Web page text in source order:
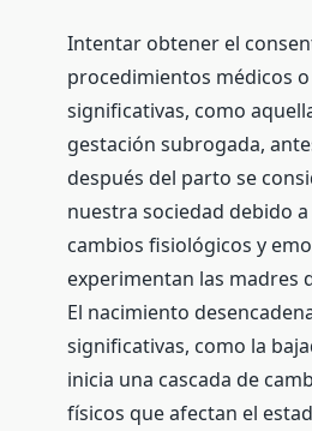
Intentar obtener el
procedimientos médicos
significativas, como
gestación subrogada,
después del parto se
nuestra sociedad debido
cambios fisiológicos y
experimentan las madres
El nacimiento
significativas, como la
inicia una cascada de
físicos que afectan el